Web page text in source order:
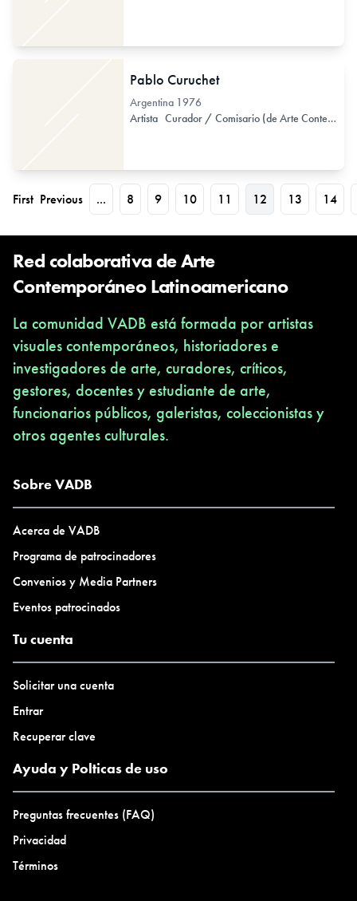
Pablo Curuchet
Argentina 1976
Artista Curador / Comisario (de Arte Contemporáneo)
First Previous ... 8 9 10 11 12 13 14
Red colaborativa de Arte
Contemporáneo Latinoamericano
La comunidad VADB está formada por artistas
visuales contemporáneos, historiadores e
investigadores de arte, curadores, críticos,
gestores, docentes y estudiante de arte,
funcionarios públicos, galeristas, coleccionistas y
otros agentes culturales.
Sobre VADB
Acerca de VADB
Programa de patrocinadores
Convenios y Media Partners
Eventos patrocinados
Tu cuenta
Solicitar una cuenta
Entrar
Recuperar clave
Ayuda y Polticas de uso
Preguntas frecuentes (FAQ)
Privacidad
Términos